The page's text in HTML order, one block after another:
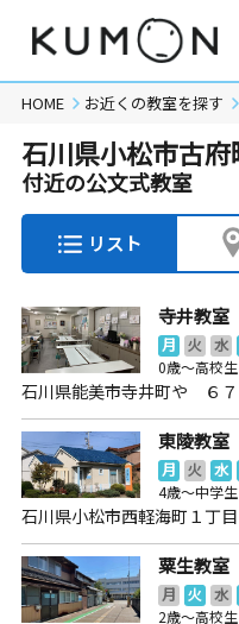
HOME お近くの教室を探す
石川県小松市古府
付近の公文式教室
リスト
寺井教室
月 火 水
0歳～高校生
石川県能美市寺井町や ６７
東陵教室
月 火 水
4歳～中学生
石川県小松市西軽海町１丁
粟生教室
月 火 水
2歳～高校生